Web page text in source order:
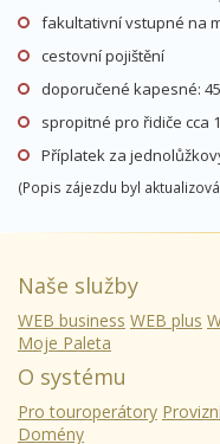
fakultativní vstupné na
cestovní pojištění
doporučené kapesné:
spropitné pro řidiče cca
Příplatek za
(Popis zájezdu byl
Naše služby
WEB business WEB plus
Moje Paleta
O systému
Pro touroperátory
Domény